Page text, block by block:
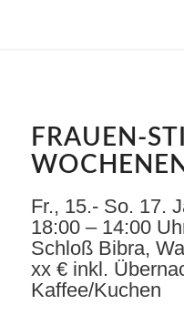
FRAUEN-
Fr., 15.- So. 17.
18:00 – 14:00
Schloß Bibra,
xx € inkl.
Kaffee/Kuchen